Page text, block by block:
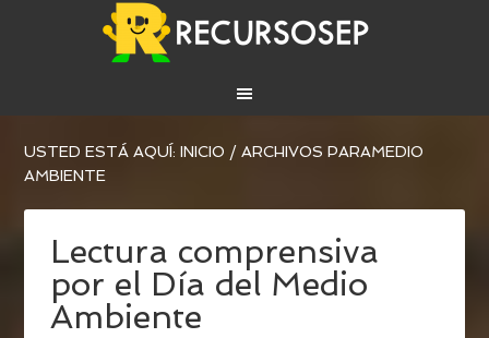
USTED ESTÁ AQUÍ:INICIO / ARCHIVOS PARAMEDIO
AMBIENTE
Lectura comprensiva
por el Día del Medio
Ambiente